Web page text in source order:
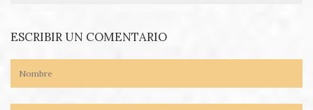
ESCRIBIR UN COMENTARIO